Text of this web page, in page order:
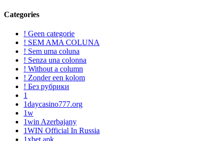
Categories
! Geen categorie
! SEM AMA COLUNA
! Sem uma coluna
! Senza una colonna
! Without a column
! Zonder een kolom
! Без рубрики
1
1daycasino777.org
1w
1win Azerbajany
1WIN Official In Russia